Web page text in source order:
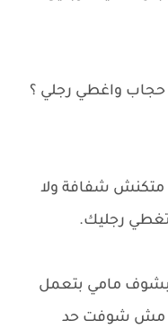
حجاب واغطي رجلي ؟
متكنش شفافة ولا
رجليك.
بشوف مامي بتعمل
مش شوفت حد